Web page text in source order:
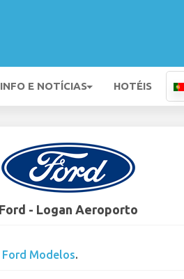
INFO E NOTÍCIAS HOTÉIS
Ford - Logan Aeroporto
Ford Modelos.